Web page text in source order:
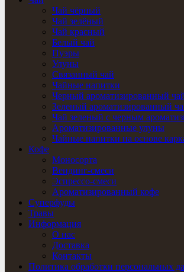
Чай чёрный
Чай зелёный
Чай красный
Белый чай
Пуэры
Улуны
Связанный чай
Чайные напитки
Черный ароматизированный
Зеленый ароматизированный
Чай зеленый с черным
Ароматизированные улуны
Чайные напитки на основе
Кофе
Моносорта
Вендинг-смеси
Эспрессо-смеси
Ароматизированный кофе
Суперфуды
Травы
Информация
О нас
Доставка
Контакты
Политика обработки персональных